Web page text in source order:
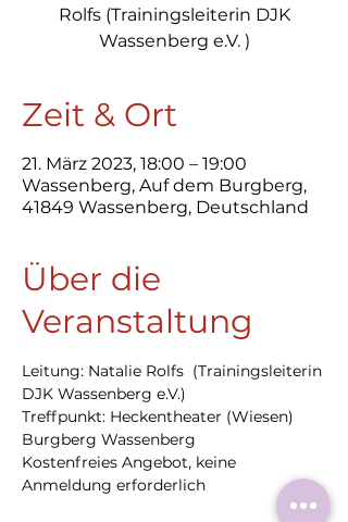
Rolfs (Trainingsleiterin DJK
Zeit & Ort
21. März 2023, 18:00 – 19:00
Wassenberg, Auf dem Burgberg,
41849 Wassenberg, Deutschland
Über die
Veranstaltung
Leitung: Natalie Rolfs  (Trainingsleiterin
DJK Wassenberg e.V.)
Treffpunkt: Heckentheater (Wiesen)
Burgberg Wassenberg
Kostenfreies Angebot, keine
Anmeldung erforderlich